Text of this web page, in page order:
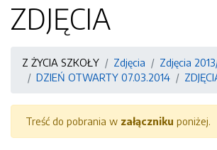
ZDJĘCIA
Z ŻYCIA SZKOŁY Zdjęcia
Zdjęcia
DZIEŃ OTWARTY 07.03.2014
Treść do pobrania w załączniku poniżej.